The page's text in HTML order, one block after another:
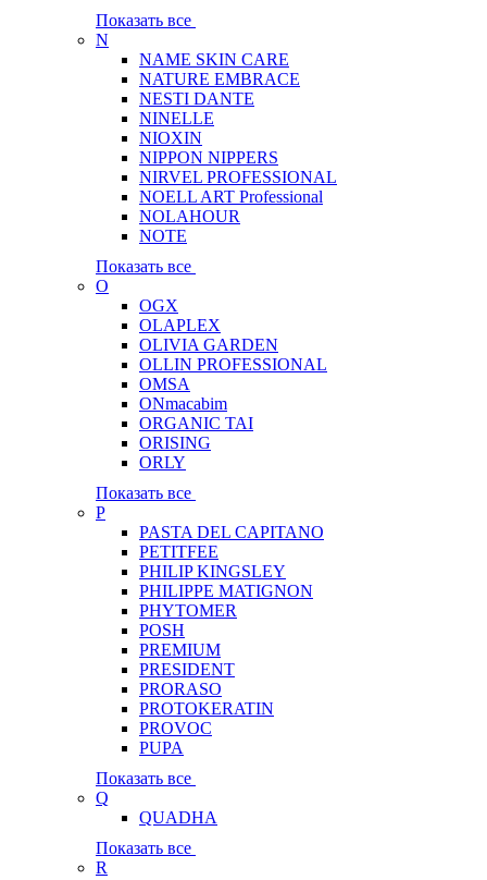
Показать все
N
NAME SKIN CARE
NATURE EMBRACE
NESTI DANTE
NINELLE
NIOXIN
NIPPON NIPPERS
NIRVEL PROFESSIONAL
NOELL ART Professional
NOLAHOUR
NOTE
Показать все
O
OGX
OLAPLEX
OLIVIA GARDEN
OLLIN PROFESSIONAL
OMSA
ONmacabim
ORGANIC TAI
ORISING
ORLY
Показать все
P
PASTA DEL CAPITANO
PETITFEE
PHILIP KINGSLEY
PHILIPPE MATIGNON
PHYTOMER
POSH
PREMIUM
PRESIDENT
PRORASO
PROTOKERATIN
PROVOC
PUPA
Показать все
Q
QUADHA
Показать все
R